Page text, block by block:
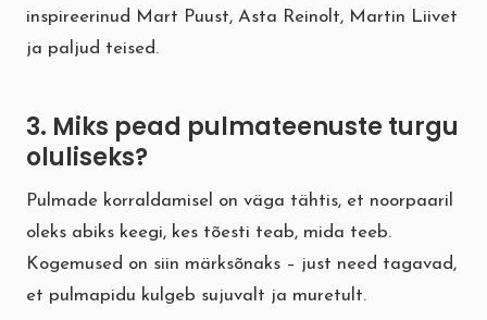
inspireerinud Mart Puust, Asta Reinolt, Martin Liivet
ja paljud teised.
3. Miks pead pulmateenuste turgu
oluliseks?
Pulmade korraldamisel on väga tähtis, et noorpaaril
oleks abiks keegi, kes tõesti teab, mida teeb.
Kogemused on siin märksõnaks – just need tagavad,
et pulmapidu kulgeb sujuvalt ja muretult.